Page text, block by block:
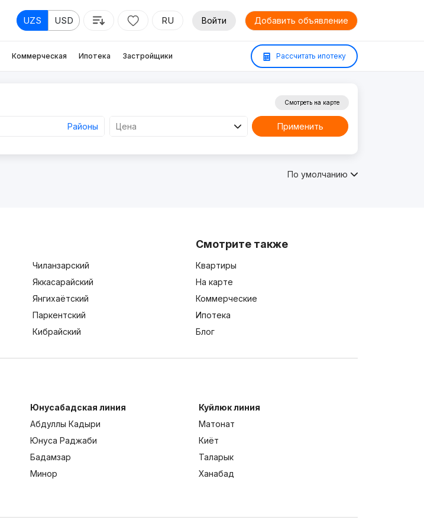
UZS USD RU Войти Добавить объявление
Коммерческая Ипотека Застройщики Рассчитать ипотеку
Районы Цена
Смотреть на карте
Применить
По умолчанию
Чиланзарский
Яккасарайский
Янгихаётский
Паркентский
Кибрайский
Смотрите также
Квартиры
На карте
Коммерческие
Ипотека
Блог
Юнусабадская линия
Абдуллы Кадыри
Юнуса Раджаби
Бадамзар
Минор
Куйлюк линия
Матонат
Киёт
Таларык
Ханабад